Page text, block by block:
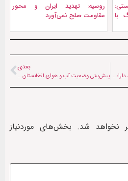
با
روسیه: تهدید ایران و محور
مقاومت صلح نمی‌آورد
کابلوف در نشست دوحه: آمریکا باید دارایی‌های افغانستان را آزاد کند
بعدی
پیش‌بینی وضعیت آب و هوای افغانستان (چهارشنبه، ۱۱ تیرماه ۱۴۰۴)
نخواهد شد. بخش‌های موردنیاز